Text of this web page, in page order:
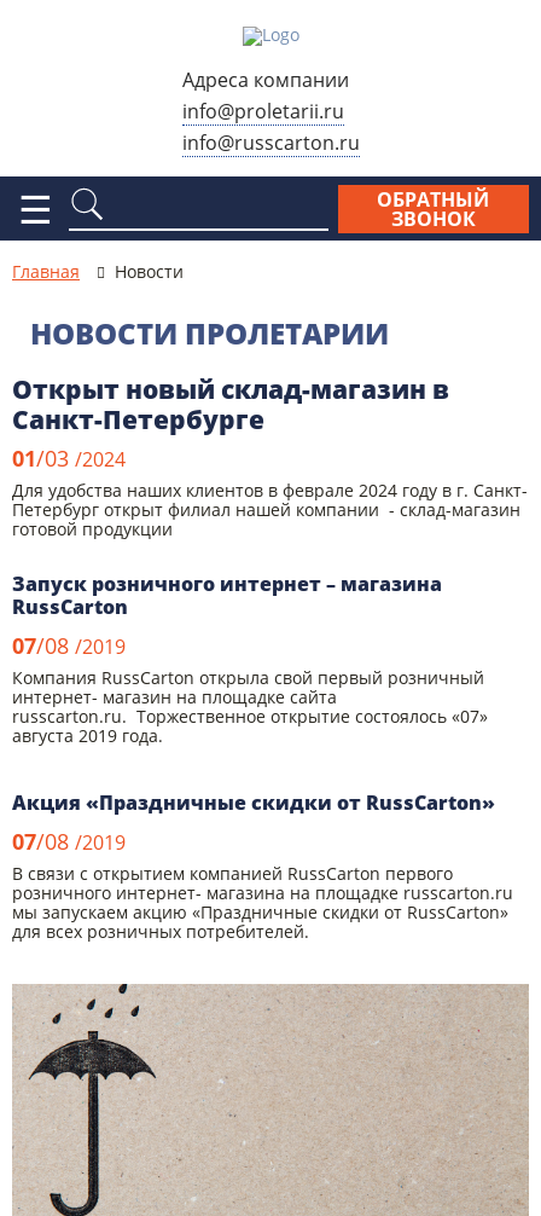
Адреса компании
Москва, ул. Электродная,
д. 2, стр. 33
проезд, д. 6, стр. 1
проезд, д. 7Б, стр.2
шоссе, д. 28Б, стр. 3
Реквизиты
info@proletarii.ru
info@russcarton.ru
☰ ОБРАТНЫЙ
ЗВОНОК
Главная Новости
НОВОСТИ ПРОЛЕТАРИИ
Открыт новый склад-магазин в
Санкт-Петербурге
01/03 /2024
Для удобства наших клиентов в феврале 2024 году в г. Санкт-
Петербург открыт филиал нашей компании - склад-магазин
готовой продукции
Запуск розничного интернет – магазина
RussCarton
07/08 /2019
Компания RussCarton открыла свой первый розничный
интернет- магазин на площадке сайта
russcarton.ru. Торжественное открытие состоялось «07»
августа 2019 года.
Акция «Праздничные скидки от RussCarton»
07/08 /2019
В связи с открытием компанией RussCarton первого
розничного интернет- магазина на площадке russcarton.ru
мы запускаем акцию «Праздничные скидки от RussCarton»
для всех розничных потребителей.